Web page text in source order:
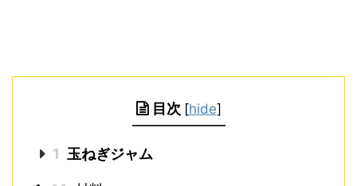
目次 [hide]
1 玉ねぎジャム